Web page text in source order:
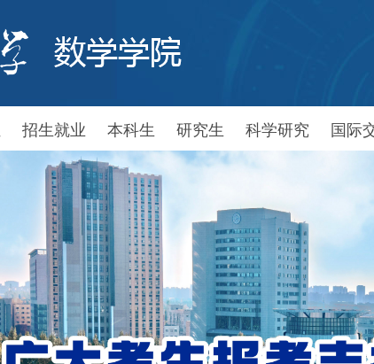
招生就业 本科生 研究生 科学研究 国际